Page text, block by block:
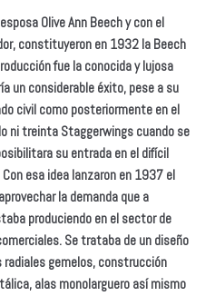
Olive Ann Beech y con el
constituyeron en 1932 la Beech
fue la conocida y lujosa
un considerable éxito, pese a su
civil como posteriormente en el
ni treinta Staggerwings cuando se
su entrada en el difícil
esa idea lanzaron en 1937 el
la demanda que a
produciendo en el sector de
Se trataba de un diseño
gemelos, construcción
alas monolarguero así mismo